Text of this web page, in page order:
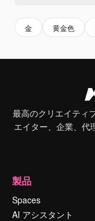
金 黄金色
最高のクリエイティ
エイター、企業、代
製品
Spaces
AI アシスタント